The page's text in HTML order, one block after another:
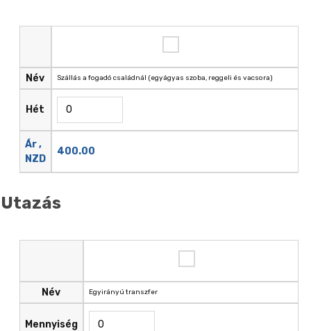
Név
Hét
Ár ,
NZD
Szállás a fogadó családnál (egyágyas szoba, reggeli és vacsora)
400.00
Utazás
Név
Mennyiség
Egyirányú transzfer